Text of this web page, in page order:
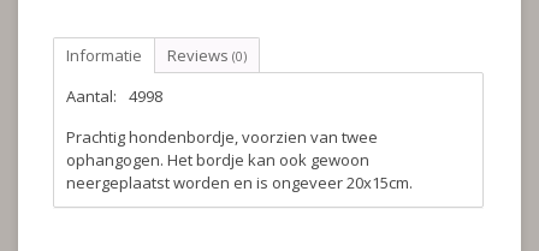
Informatie Reviews (0)
Aantal:
4998
Prachtig hondenbordje, voorzien van twee
ophangogen. Het bordje kan ook gewoon
neergeplaatst worden en is ongeveer 20x15cm.